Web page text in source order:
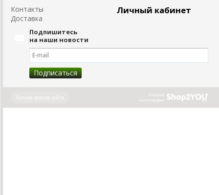
Контакты
Доставка
Личный кабинет
Подпишитесь
на наши новости
Создано
на платформе
Полная версия сайта